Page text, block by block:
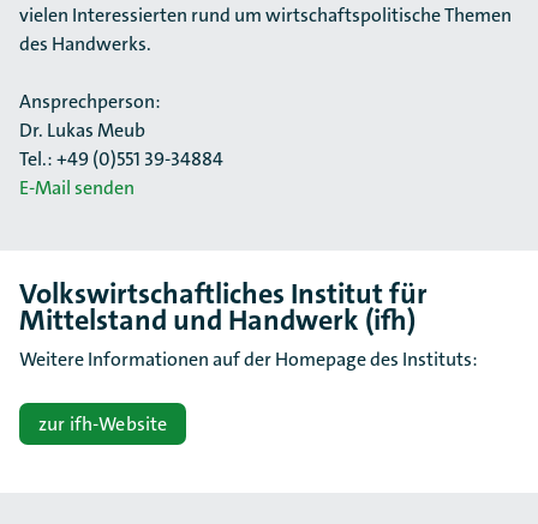
vielen Interessierten rund um wirtschaftspolitische Themen
des Handwerks.
Ansprechperson:
Dr. Lukas Meub
Tel.: +49 (0)551 39-34884
E-Mail senden
Volkswirtschaftliches Institut für
Mittelstand und Handwerk (ifh)
Weitere Informationen auf der Homepage des Instituts:
zur ifh-Website